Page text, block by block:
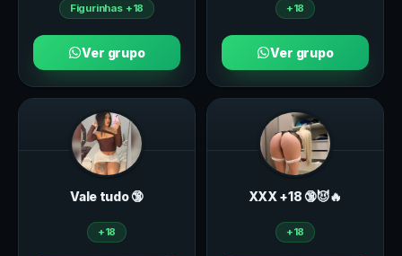
Figurinhas +18
Ver grupo
+18
Ver grupo
Vale tudo 🔞
+18
ХXХ +18 🔞😈🔥
+18